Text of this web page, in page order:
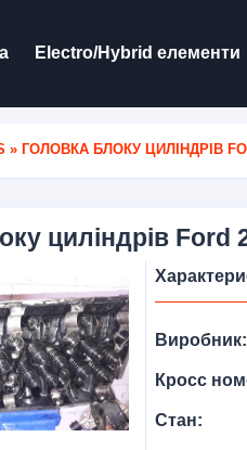
Electro/Hybrid елементи
» ГОЛОВКА БЛОКУ ЦИЛІНДРІВ
циліндрів Ford
Виробник:
Кросс
Стан: